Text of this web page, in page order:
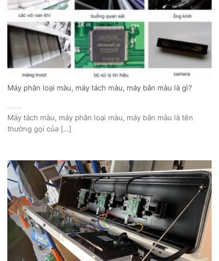
Máy phân loại màu, máy tách màu, máy bắn màu là gì?
Máy tách màu, máy phân loại màu, máy bắn màu là tên
thường gọi của [...]